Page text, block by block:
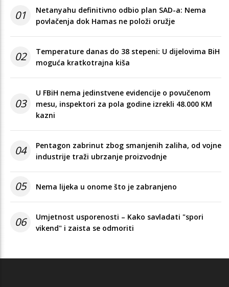
01
Netanyahu definitivno odbio plan SAD-a: Nema
povlačenja dok Hamas ne položi oružje
02
Temperature danas do 38 stepeni: U dijelovima BiH
moguća kratkotrajna kiša
03
U FBiH nema jedinstvene evidencije o povučenom
mesu, inspektori za pola godine izrekli 48.000 KM
kazni
04
Pentagon zabrinut zbog smanjenih zaliha, od vojne
industrije traži ubrzanje proizvodnje
05 Nema lijeka u onome što je zabranjeno
06
Umjetnost usporenosti – Kako savladati "spori
vikend" i zaista se odmoriti